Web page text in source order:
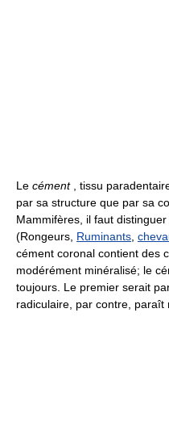
Le cément, tissu
par sa structure que par sa
Mammifères, il faut
(Rongeurs, Ruminants
cément coronal contient des
modérément minéralisé; le
toujours. Le premier serait
radiculaire, par contre, paraît